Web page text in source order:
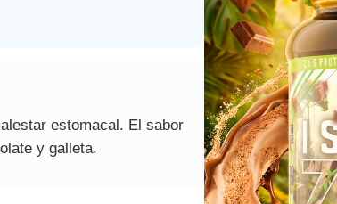
estomacal. El sabor
y galleta.